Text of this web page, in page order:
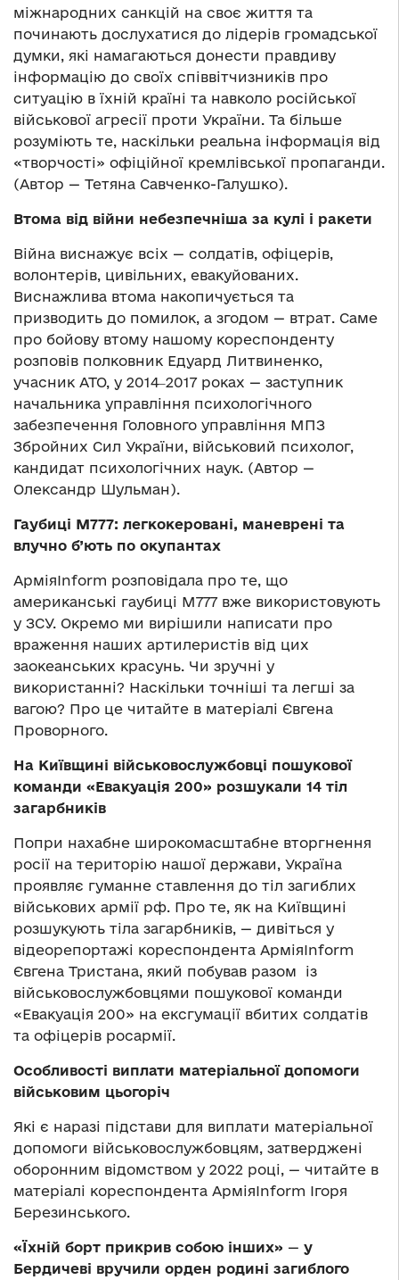
міжнародних санкцій на своє життя та
починають дослухатися до лідерів громадської
думки, які намагаються донести правдиву
інформацію до своїх співвітчизників про
ситуацію в їхній країні та навколо російської
військової агресії проти України. Та більше
розуміють те, наскільки реальна інформація від
«творчості» офіційної кремлівської пропаганди.
(Автор — Тетяна Савченко-Галушко).
Втома від війни небезпечніша за кулі і ракети
Війна виснажує всіх — солдатів, офіцерів,
волонтерів, цивільних, евакуйованих.
Виснажлива втома накопичується та
призводить до помилок, а згодом — втрат. Саме
про бойову втому нашому кореспонденту
розповів полковник Едуард Литвиненко,
учасник АТО, у 2014‒2017 роках — заступник
начальника управління психологічного
забезпечення Головного управління МПЗ
Збройних Сил України, військовий психолог,
кандидат психологічних наук. (Автор —
Олександр Шульман).
Гаубиці М777: легкокеровані, маневрені та
влучно б’ють по окупантах
АрміяInform розповідала про те, що
американські гаубиці М777 вже використовують
у ЗСУ. Окремо ми вирішили написати про
враження наших артилеристів від цих
заокеанських красунь. Чи зручні у
використанні? Наскільки точніші та легші за
вагою? Про це читайте в матеріалі Євгена
Проворного.
На Київщині військовослужбовці пошукової
команди «Евакуація 200» розшукали 14 тіл
загарбників
Попри нахабне широкомасштабне вторгнення
росії на територію нашої держави, Україна
проявляє гуманне ставлення до тіл загиблих
військових армії рф. Про те, як на Київщині
розшукують тіла загарбників, — дивіться у
відеорепортажі кореспондента АрміяInform
Євгена Тристана, який побував разом із
військовослужбовцями пошукової команди
«Евакуація 200» на ексгумації вбитих солдатів
та офіцерів росармії.
Особливості виплати матеріальної допомоги
військовим цьогоріч
Які є наразі підстави для виплати матеріальної
допомоги військовослужбовцям, затверджені
оборонним відомством у 2022 році, — читайте в
матеріалі кореспондента АрміяІnform Ігоря
Березинського.
«Їхній борт прикрив собою інших» — у
Бердичеві вручили орден родині загиблого